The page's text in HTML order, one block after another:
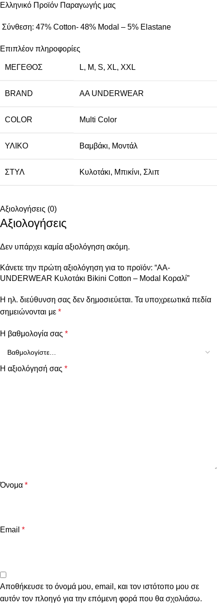
Ελληνικό Προϊόν Παραγωγής μας
Σύνθεση: 47% Cotton- 48% Modal – 5% Elastane
Επιπλέον πληροφορίες
ΜΈΓΕΘΟΣ L, M, S, XL, XXL
BRAND AA UNDERWEAR
COLOR Multi Color
ΥΛΙΚΌ Βαμβάκι, Μοντάλ
ΣΤΥΛ Κυλοτάκι, Μπικίνι, Σλιπ
Αξιολογήσεις (0)
Αξιολογήσεις
Δεν υπάρχει καμία αξιολόγηση ακόμη.
Κάνετε την πρώτη αξιολόγηση για το προϊόν: “AA-
UNDERWEAR Κυλοτάκι Bikini Cotton – Modal Κοραλί”
Η ηλ. διεύθυνση σας δεν δημοσιεύεται. Τα υποχρεωτικά πεδία
σημειώνονται με *
Η βαθμολογία σας *
Η αξιολόγησή σας *
Όνομα *
Email *
Αποθήκευσε το όνομά μου, email, και τον ιστότοπο μου σε
αυτόν τον πλοηγό για την επόμενη φορά που θα σχολιάσω.